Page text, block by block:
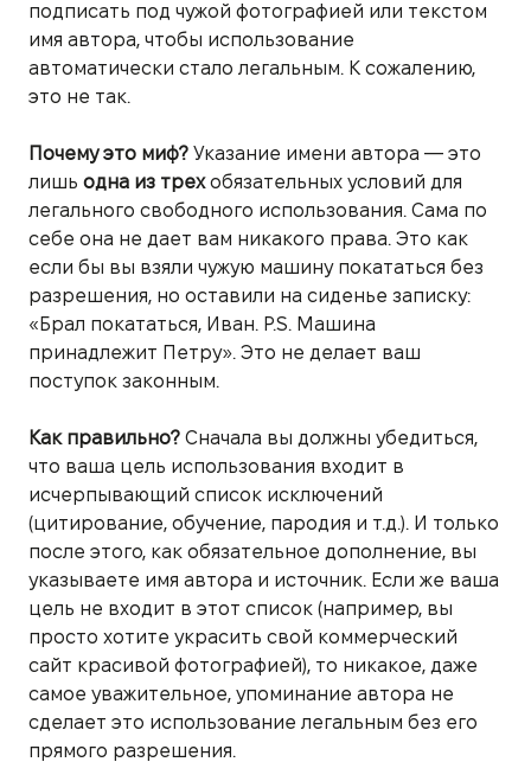
подписать под чужой фотографией или текстом
имя автора, чтобы использование
автоматически стало легальным. К сожалению,
это не так.
Почему это миф? Указание имени автора — это
лишь одна из трехобязательных условий для
легального свободного использования. Сама по
себе она не дает вам никакого права. Это как
если бы вы взяли чужую машину покататься без
разрешения, но оставили на сиденье записку:
«Брал покататься, Иван. P.S. Машина
принадлежит Петру». Это не делает ваш
поступок законным.
Как правильно? Сначала вы должны убедиться,
что ваша цель использования входит в
исчерпывающий список исключений
(цитирование, обучение, пародия и т.д.). И только
после этого, как обязательное дополнение, вы
указываете имя автора и источник. Если же ваша
цель не входит в этот список (например, вы
просто хотите украсить свой коммерческий
сайт красивой фотографией), то никакое, даже
самое уважительное, упоминание автора не
сделает это использование легальным без его
прямого разрешения.